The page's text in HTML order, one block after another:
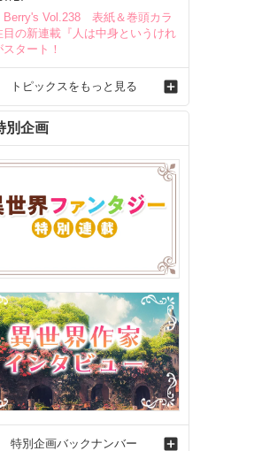
Berry's Vol.238 表紙＆巻頭カラ
目の新連載『人は中身というけれ
スタート！
トピックスをもっと見る
別企画
特別企画バックナンバー